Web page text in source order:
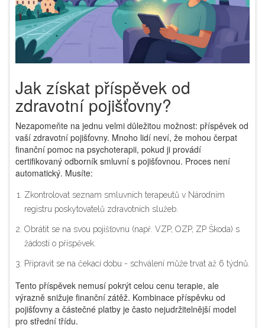
Jak získat příspěvek od
zdravotní pojišťovny?
Nezapomeňte na jednu velmi důležitou možnost: příspěvek od
vaší zdravotní pojišťovny. Mnoho lidí neví, že mohou čerpat
finanční pomoc na psychoterapii, pokud ji provádí
certifikovaný odborník smluvní s pojišťovnou. Proces není
automatický. Musíte:
Zkontrolovat seznam smluvních terapeutů v Národním
registru poskytovatelů zdravotních služeb.
Obrátit se na svou pojišťovnu (např. VZP, OZP, ZP Škoda) s
žádostí o příspěvek.
Připravit se na čekací dobu - schválení může trvat až 6 týdnů.
Tento příspěvek nemusí pokrýt celou cenu terapie, ale
výrazně snižuje finanční zátěž. Kombinace příspěvku od
pojišťovny a částečné platby je často nejudržitelnější model
pro střední třídu.